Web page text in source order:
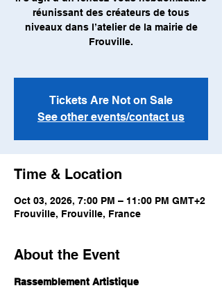
réunissant des créateurs de tous
niveaux dans l’atelier de la mairie de
Frouville.
Tickets Are Not on Sale
See other events/contact us
Time & Location
Oct 03, 2026, 7:00 PM – 11:00 PM GMT+2
Frouville, Frouville, France
About the Event
Rassemblement Artistique